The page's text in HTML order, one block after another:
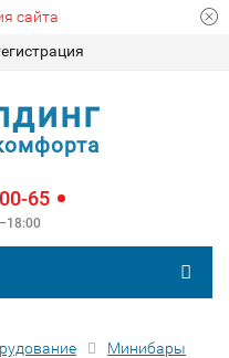
сайта
65
Минибары